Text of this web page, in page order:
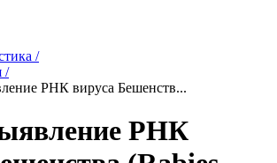
/
/
РНК вируса Бешенств...
РНК